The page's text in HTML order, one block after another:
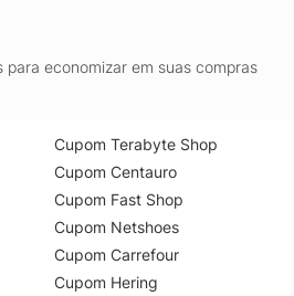
para economizar em suas compras
Cupom Terabyte Shop
Cupom Centauro
Cupom Fast Shop
Cupom Netshoes
Cupom Carrefour
Cupom Hering